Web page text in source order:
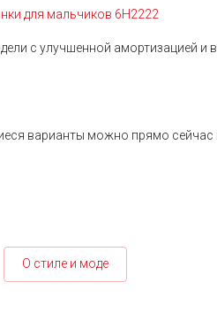
для мальчиков 6H2222
с улучшенной амортизацией и
варианты можно прямо сейчас
О стиле и моде